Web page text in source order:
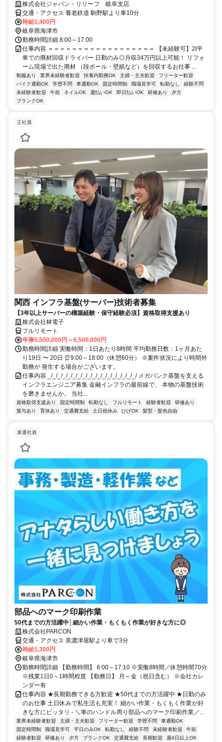
株式会社ジャパン・リリーフ 岐阜支店
交通・アクセス 養老鉄道 駒野駅より車10分
時給1,400円
岐阜県海津市
勤務時間詳細 8:00～17:00
仕事内容 ＝＝＝＝＝＝＝＝＝＝＝＝＝＝＝＝＝＝ 【未経験可】2t平
車での廃材回収ドライバー 日勤のみ◎月収34万円以上可能！ リフォ
ーム現場で出た廃材 （段ボール・壁紙など）を回収するお仕事 ...
制服あり 業界未経験者歓迎 扶養内勤務OK 主婦・主夫歓迎
フリーター歓迎
バイク通勤OK
学歴不問 車通勤OK 固定時間制 職場見学可 転勤なし
経験不問
未経験者歓迎
午前 ネイルOK 週払いOK 即日払いOK 研修あり
夕方
ブランクOK
正社員
関西 インフラ基盤(サーバー)技術者募集
【3年以上サーバーの構築経験・保守経験必須】資格取得支援あり
株式会社林電子
フルリモート
年俸5,500,000円～6,500,000円
勤務時間詳細 実働時間：1日あたり8時間 平均勤務日数：1ヶ月あた
り19日 〜 20日 ⏰9:00～18:00（休憩60分） ※案件状況により時間外
勤務が 発生する場合がございます。
仕事内容 _/_/_/_/_/_/_/_/_/_/_/_/_/_/_/_/_/_/ メガバンク基盤を支える
インフラエンジニア募集 金融インフラの最前線で、 本物の基盤技術
を磨きませんか。 当社...
資格取得支援あり 固定時間制 転勤なし フルリモート 経験者歓迎
研修あり
賞与あり
育休あり 交通費支給 土日祝休み ひげOK 髪型・髪色自由
派遣社員
部品へのマーク印刷作業
50代までの方活躍中│細かい作業・もくもく作業が好きな方に◎
株式会社PARCON
交通・アクセス 美濃津屋駅より車で3分
時給1,300円
岐阜県海津市
勤務時間詳細 【勤務時間】 8:00～17:10 ※実働8時間／休憩時間70分
※残業1日0～1時間程度 【勤務日】 月～金（祝日含む） ※会社カレ
ンダー有
仕事内容 ★長期勤務できる方歓迎 ★50代までの方活躍中 ★日勤のみ
のお仕事 土日休みで私生活も充実！ 細かい作業・もくもく作業が好
きな方にピッタリ - ＼車のハンドル周り部品へのマーク印刷作業／...
業界未経験者歓迎 主婦・主夫歓迎 フリーター歓迎 学歴不問
車通勤OK
固定時間制
職場見学可 平日のみOK 転勤なし 経験不問 未経験者歓迎
午前
経験者歓迎
研修あり 夕方 ブランクOK 交通費支給 長期歓迎
週4日以上OK